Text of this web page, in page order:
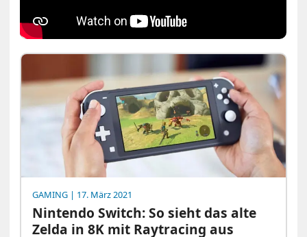
GAMING | 17. März 2021
Nintendo Switch: So sieht das alte
Zelda in 8K mit Raytracing aus